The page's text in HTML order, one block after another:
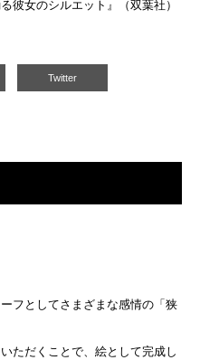
彼女のシルエット』（双葉社）
Twitter
フとしてさまざまな感情の「狭
ただくことで、絵として完成し